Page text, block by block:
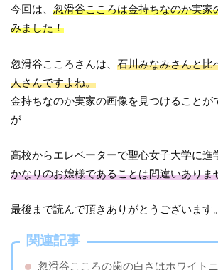
今回は、忽滑谷こころは金持ちなのか実家
みました！
忽滑谷こころさんは、石川みなみさんと比
人さんですよね。
金持ちなのか実家の画像を見つけることが
が
高校からエレベーターで聖心女子大学に進
かなりのお嬢様であることは間違いありま
最後まで読んで頂きありがとうございます。
関連記事
忽滑谷こころの歯の白さはホワイト